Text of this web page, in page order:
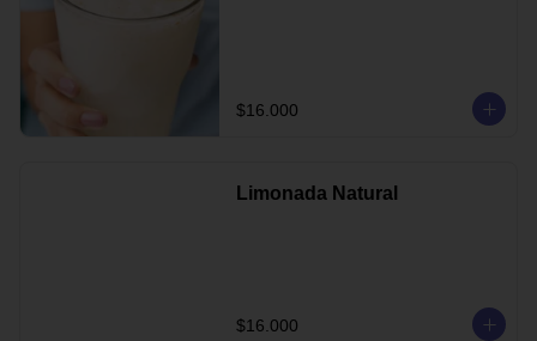
$16.000
Limonada Natural
$16.000